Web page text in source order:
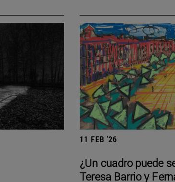
11 FEB '26
¿Un cuadro puede
Teresa Barrio y